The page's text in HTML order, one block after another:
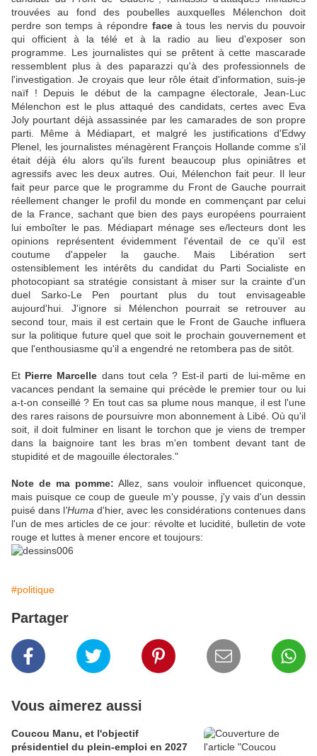
trouvées au fond des poubelles auxquelles Mélenchon doit
perdre son temps à répondre faceà tous les nervis du pouvoir
qui officient à la télé et à la radio au lieu d'exposer son
programme. Les journalistes qui se prêtent à cette mascarade
ressemblent plus à des paparazzi qu'à des professionnels de
l'investigation. Je croyais que leur rôle était d'information, suis-je
naïf ! Depuis le début de la campagne électorale, Jean-Luc
Mélenchon est le plus attaqué des candidats, certes avec Eva
Joly pourtant déjà assassinée par les camarades de son propre
parti. Même à Médiapart, et malgré les justifications d'Edwy
Plenel, les journalistes ménagèrent François Hollande comme s'il
était déjà élu alors qu'ils furent beaucoup plus opiniâtres et
agressifs avec les deux autres. Oui, Mélenchon fait peur. Il leur
fait peur parce que le programme du Front de Gauche pourrait
réellement changer le profil du monde en commençant par celui
de la France, sachant que bien des pays européens pourraient
lui emboîter le pas. Médiapart ménage ses e/lecteurs dont les
opinions représentent évidemment l'éventail de ce qu'il est
coutume d'appeler la gauche. Mais Libération sert
ostensiblement les intérêts du candidat du Parti Socialiste en
photocopiant sa stratégie consistant à miser sur la crainte d'un
duel Sarko-Le Pen pourtant plus du tout envisageable
aujourd'hui. J'ignore si Mélenchon pourrait se retrouver au
second tour, mais il est certain que le Front de Gauche influera
sur la politique future quel que soit le prochain gouvernement et
que l'enthousiasme qu'il a engendré ne retombera pas de sitôt.
Et Pierre Marcelle dans tout cela ? Est-il parti de lui-même en
vacances pendant la semaine qui précède le premier tour ou lui
a-t-on conseillé ? En tout cas sa plume nous manque, il est l'une
des rares raisons de poursuivre mon abonnement à Libé. Où qu'il
soit, il doit fulminer en lisant le torchon que je viens de tremper
dans la baignoire tant les bras m'en tombent devant tant de
stupidité et de magouille électorales."
Note de ma pomme: Allez, sans vouloir influencet quiconque,
mais puisque ce coup de gueule m'y pousse, j'y vais d'un dessin
puisé dans l'Huma d'hier, avec les considérations contenues dans
l'un de mes articles de ce jour: révolte et lucidité, bulletin de vote
rouge et luttes à mener encore et toujours:
#politique
Partager
Vous aimerez aussi
Coucou Manu, et l'objectif
présidentiel du plein-emploi en 2027